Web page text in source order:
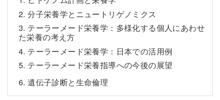
2. 分子栄養学とニュートリゲノミクス
3. テーラーメード栄養学：多様化する個人にあわせ
た栄養の考え方
4. テーラーメード栄養学：日本での活用例
5. テーラーメード栄養指導への今後の展望
6. 遺伝子診断と生命倫理